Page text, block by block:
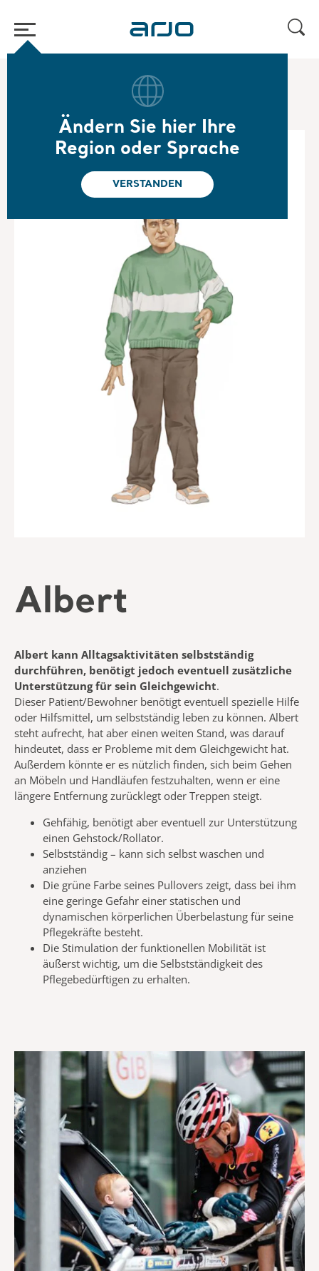
Ändern Sie hier Ihre
Region oder Sprache
VERSTANDEN
Mobilitätsgalerie für die Spezialpflege
Albert
Albert kann Alltagsaktivitäten selbstständig
durchführen, benötigt jedoch eventuell zusätzliche
Unterstützung für sein Gleichgewicht.
Dieser Patient/Bewohner benötigt eventuell spezielle Hilfe
oder Hilfsmittel, um selbstständig leben zu können. Albert
steht aufrecht, hat aber einen weiten Stand, was darauf
hindeutet, dass er Probleme mit dem Gleichgewicht hat.
Außerdem könnte er es nützlich finden, sich beim Gehen
an Möbeln und Handläufen festzuhalten, wenn er eine
längere Entfernung zurücklegt oder Treppen steigt.
Gehfähig, benötigt aber eventuell zur Unterstützung
einen Gehstock/Rollator.
Selbstständig – kann sich selbst waschen und
anziehen
Die grüne Farbe seines Pullovers zeigt, dass bei ihm
eine geringe Gefahr einer statischen und
dynamischen körperlichen Überbelastung für seine
Pflegekräfte besteht.
Die Stimulation der funktionellen Mobilität ist
äußerst wichtig, um die Selbstständigkeit des
Pflegebedürftigen zu erhalten.